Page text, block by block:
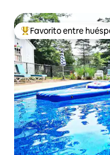
De los mejores en
Favorito entre